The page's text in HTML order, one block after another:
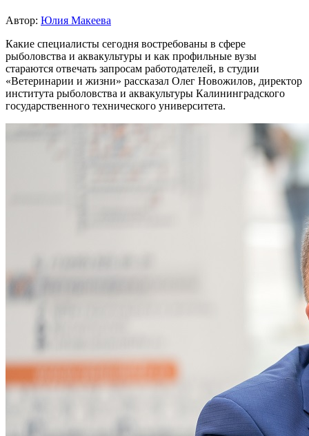
Автор: Юлия Макеева
Какие специалисты сегодня востребованы в сфере
рыболовства и аквакультуры и как профильные вузы
стараются отвечать запросам работодателей, в студии
«Ветеринарии и жизни» рассказал Олег Новожилов, директор
института рыболовства и аквакультуры Калининградского
государственного технического университета.